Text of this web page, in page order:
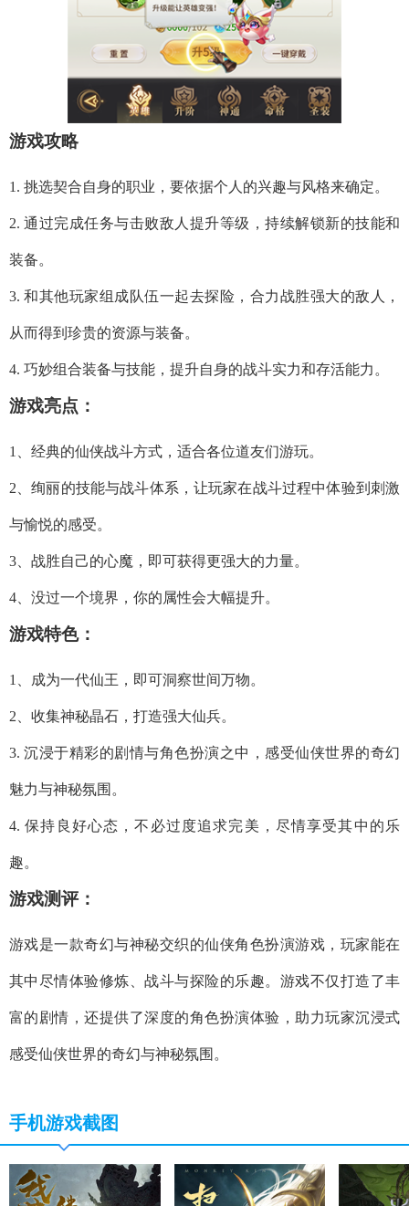
游戏攻略
1. 挑选契合自身的职业，要依据个人的兴趣与风格来确定。
2. 通过完成任务与击败敌人提升等级，持续解锁新的技能和
装备。
3. 和其他玩家组成队伍一起去探险，合力战胜强大的敌人，
从而得到珍贵的资源与装备。
4. 巧妙组合装备与技能，提升自身的战斗实力和存活能力。
游戏亮点：
1、经典的仙侠战斗方式，适合各位道友们游玩。
2、绚丽的技能与战斗体系，让玩家在战斗过程中体验到刺激
与愉悦的感受。
3、战胜自己的心魔，即可获得更强大的力量。
4、没过一个境界，你的属性会大幅提升。
游戏特色：
1、成为一代仙王，即可洞察世间万物。
2、收集神秘晶石，打造强大仙兵。
3. 沉浸于精彩的剧情与角色扮演之中，感受仙侠世界的奇幻
魅力与神秘氛围。
4. 保持良好心态，不必过度追求完美，尽情享受其中的乐
趣。
游戏测评：
游戏是一款奇幻与神秘交织的仙侠角色扮演游戏，玩家能在
其中尽情体验修炼、战斗与探险的乐趣。游戏不仅打造了丰
富的剧情，还提供了深度的角色扮演体验，助力玩家沉浸式
感受仙侠世界的奇幻与神秘氛围。
手机游戏截图